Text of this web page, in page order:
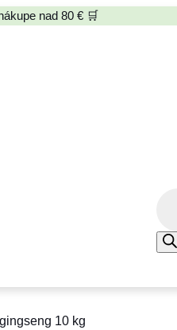
nad 80 € 🛒
o
u
10 kg